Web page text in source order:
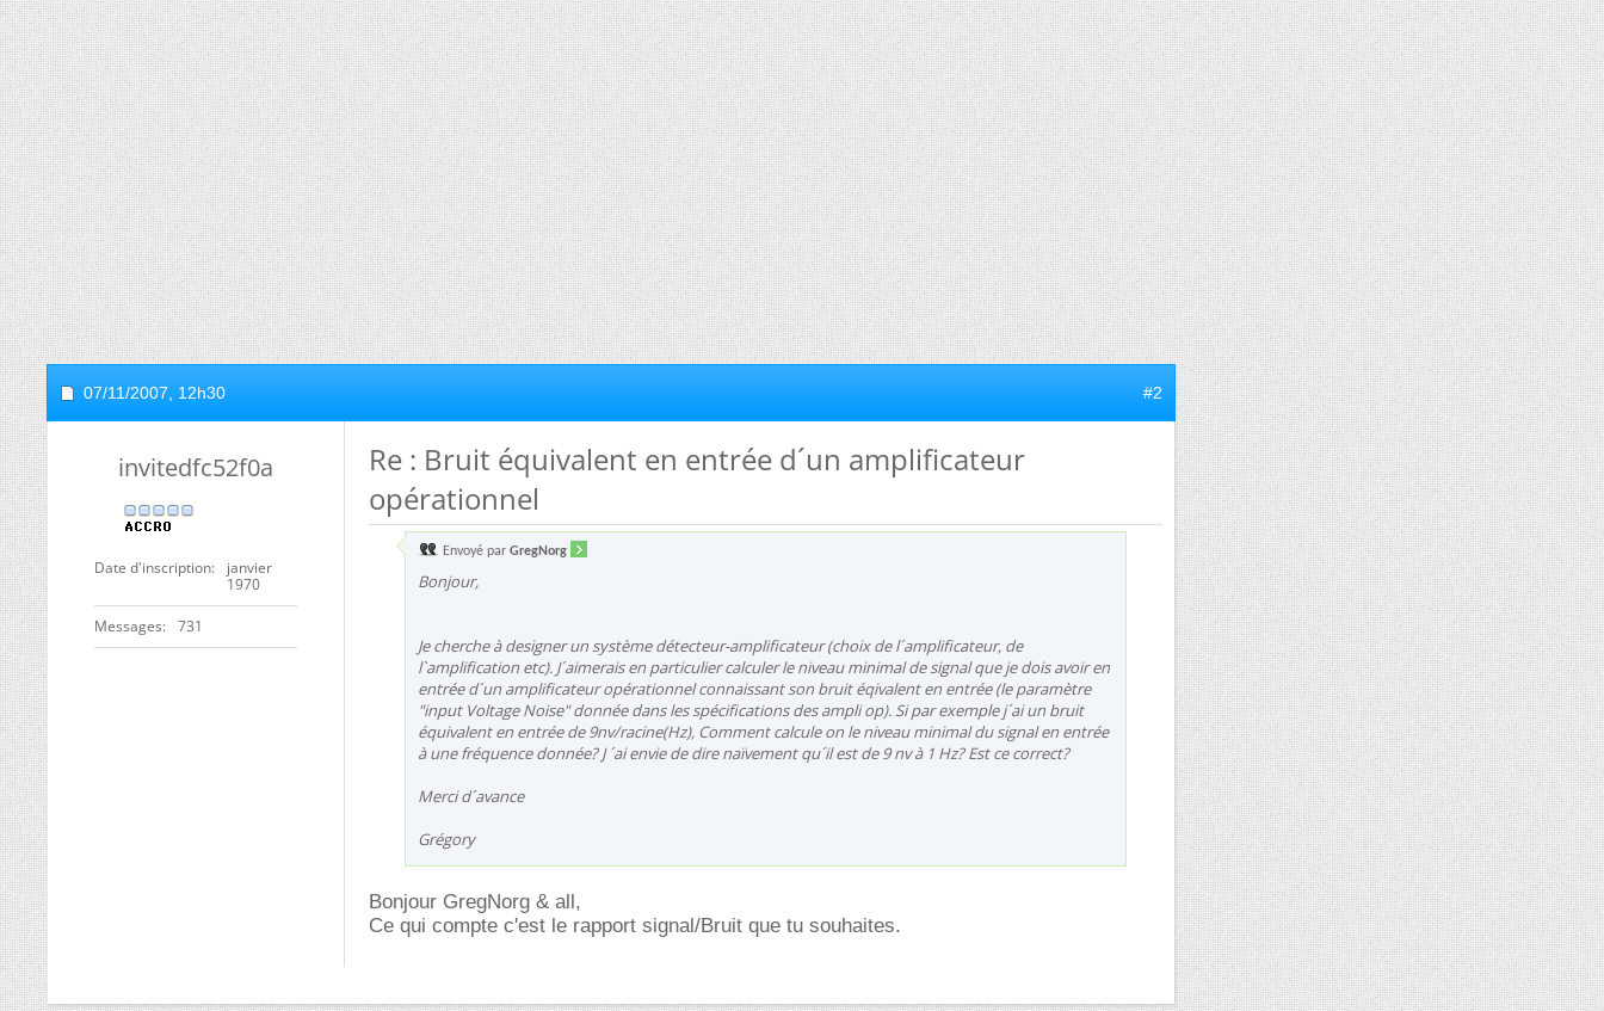
07/11/2007, 12h30 #2
invitedfc52f0a
Date d'inscription
janvier
1970
Messages 731
Re : Bruit équivalent en entrée d´un amplificateur
opérationnel
Envoyé par GregNorg
Bonjour,
Je cherche à designer un système détecteur-amplificateur (choix de l´amplificateur, de
l`amplification etc). J´aimerais en particulier calculer le niveau minimal de signal que je dois avoir en
entrée d´un amplificateur opérationnel connaissant son bruit éqivalent en entrée (le paramètre
"input Voltage Noise" donnée dans les spécifications des ampli op). Si par exemple j´ai un bruit
équivalent en entrée de 9nv/racine(Hz), Comment calcule on le niveau minimal du signal en entrée
à une fréquence donnée? J ´ai envie de dire naïvement qu´il est de 9 nv à 1 Hz? Est ce correct?
Merci d´avance
Grégory
Bonjour GregNorg & all,
Ce qui compte c'est le rapport signal/Bruit que tu souhaites.